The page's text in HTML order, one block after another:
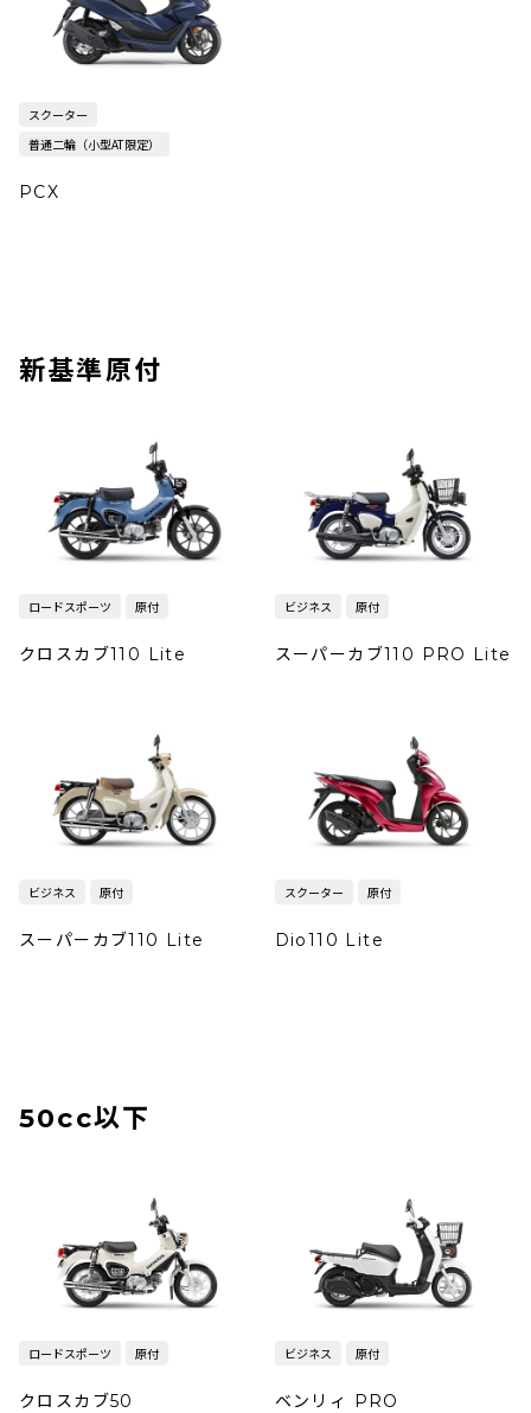
スクーター
普通二輪（小型AT限定）
PCX
新基準原付
ロードスポーツ 原付
クロスカブ110 Lite
ビジネス 原付
スーパーカブ110 PRO Lite
ビジネス 原付
スーパーカブ110 Lite
スクーター 原付
Dio110 Lite
50cc以下
ロードスポーツ 原付
クロスカブ50
ビジネス 原付
ベンリィ PRO